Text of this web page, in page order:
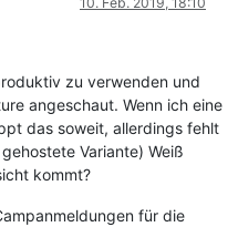
zu verwenden und
angeschaut. Wenn ich eine
das soweit, allerdings fehlt
Variante) Weiß
kommt?
für die